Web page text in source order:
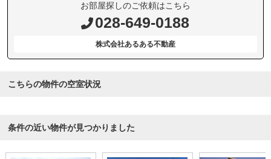
お部屋探しのご依頼はこちら
028-649-0188
株式会社あるある不動産
こちらの物件の空室状況
条件の近い物件が見つかりました